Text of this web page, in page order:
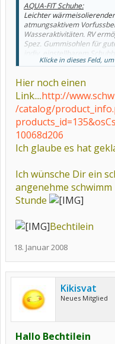
AQUA-FIT Schuhe:
Leichter
atmungsaktivem
Wasseraktivitäten. RV
Spez. Gummisohlen für
indiv. einstellbarem
Klicke in dieses Feld,
Hier noch einen
Link....http://
/catalog/
10068d206
Ich glaube es hat
Ich wünsche Dir ein
angenehme schwimm
Stunde
Bechtilein
18. Januar 2008
Kikisvat
Neues Mitglied
Hallo Bechtilein